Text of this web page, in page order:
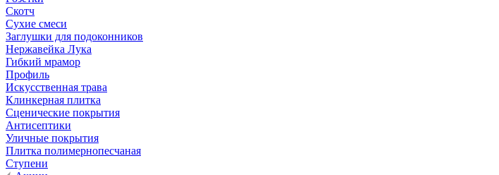
Скотч
Сухие смеси
Заглушки для подоконников
Нержавейка Лука
Гибкий мрамор
Профиль
Искусственная трава
Клинкерная плитка
Сценические покрытия
Антисептики
Уличные покрытия
Плитка полимернопесчаная
Ступени